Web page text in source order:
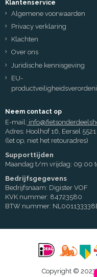
Klantenservice
Algemene voorwaarden
Privacy verklaring
Klachten
Over ons
Juridische kennisgeving
EU-
Neem contact op
E-mail:
Adres: Hoolhof 16, Eersel
(let op, niet het retouradres)
Supporttijden
Maandag t/m vrijdag: 09:00
Bedrijfsgegevens
Bedrijfsnaam: Digister VOF
KVK nummer: 84723580
BTW nummer:
Copyright ©